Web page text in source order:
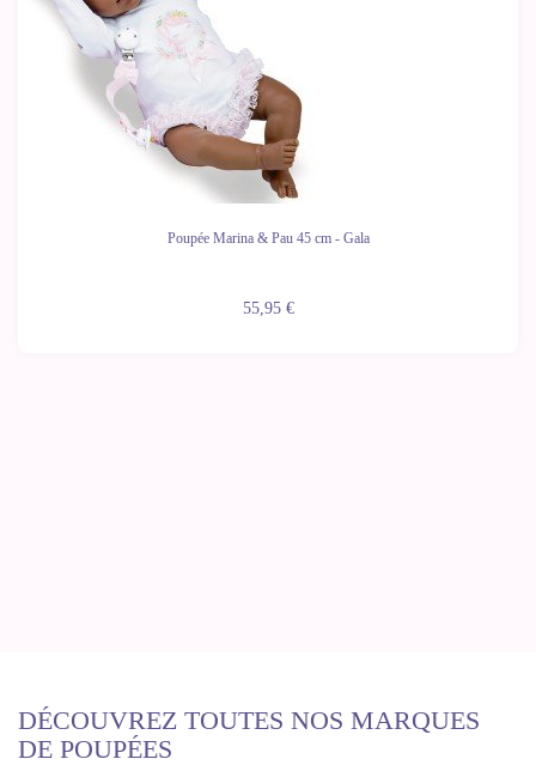
Poupée Marina & Pau 45 cm - Gala
55,95 €
DÉCOUVREZ TOUTES NOS MARQUES
DE POUPÉES